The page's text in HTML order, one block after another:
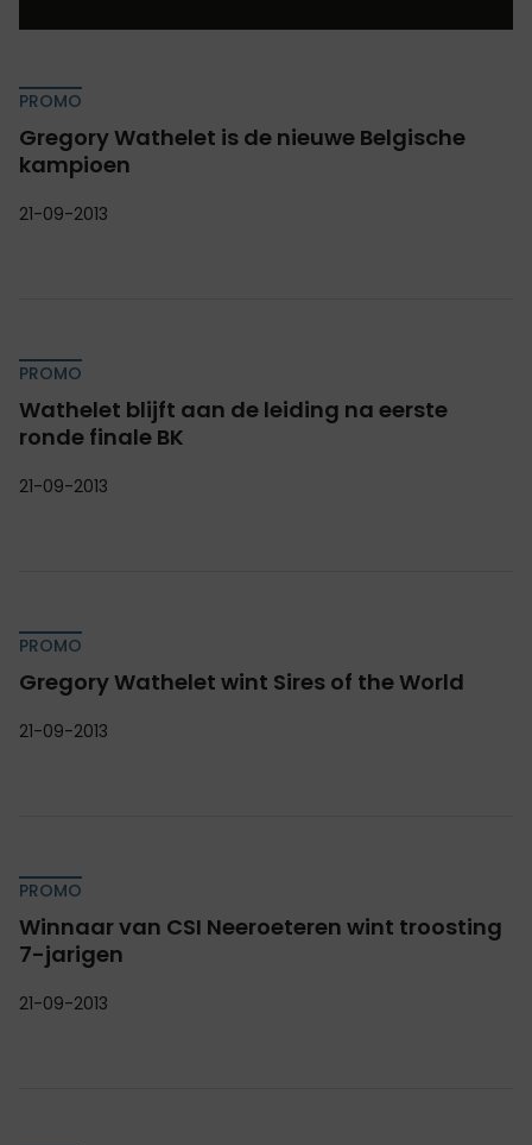
PROMO
Gregory Wathelet is de nieuwe Belgische
kampioen
21-09-2013
PROMO
Wathelet blijft aan de leiding na eerste
ronde finale BK
21-09-2013
PROMO
Gregory Wathelet wint Sires of the World
21-09-2013
PROMO
Winnaar van CSI Neeroeteren wint troosting
7-jarigen
21-09-2013